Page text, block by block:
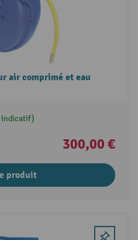
air comprimé et eau
indicatif)
300,00 €
produit